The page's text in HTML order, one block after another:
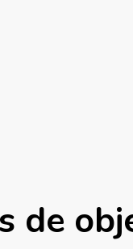
de